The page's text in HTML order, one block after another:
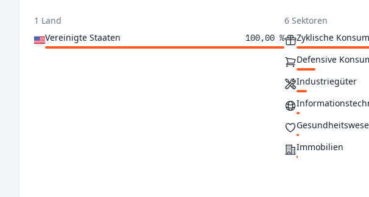
1 Land
Vereinigte Staaten
100,00 %
6 Sektoren
Zyklische
Defensive
Industriegüter
Immobilien